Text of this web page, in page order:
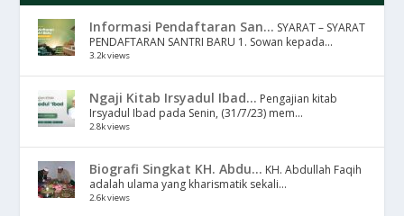
Informasi Pendaftaran San... SYARAT – SYARAT
PENDAFTARAN SANTRI BARU 1. Sowan kepada...
3.2k views
Ngaji Kitab Irsyadul Ibad... Pengajian kitab
Irsyadul Ibad pada Senin, (31/7/23) mem...
2.8k views
Biografi Singkat KH. Abdu... KH. Abdullah Faqih
adalah ulama yang kharismatik sekali...
2.6k views